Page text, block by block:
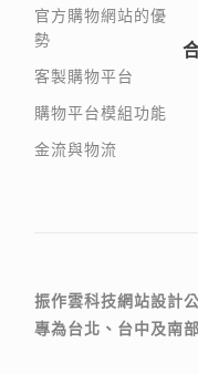
官方購物網站的優
勢
客製購物平台
購物平台模組功能
金流與物流
振作雲科技網站設計
專為台北、台中及南